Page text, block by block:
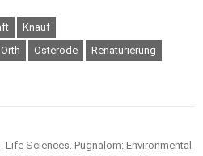
Knauf
Orth Osterode
Renaturierung
Sciences. Pugnalom: Environmental